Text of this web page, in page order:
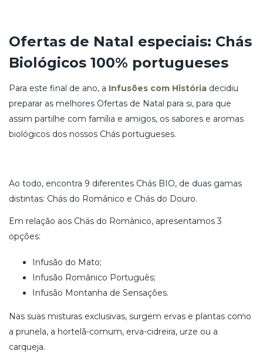
Ofertas de Natal especiais: Chás
Biológicos 100% portugueses
Para este final de ano, a Infusões com História decidiu
preparar as melhores Ofertas de Natal para si, para que
assim partilhe com família e amigos, os sabores e aromas
biológicos dos nossos Chás portugueses.
Ao todo, encontra 9 diferentes Chás BIO, de duas gamas
distintas: Chás do Românico e Chás do Douro.
Em relação aos Chás do Românico, apresentamos 3
opções:
Infusão do Mato;
Infusão Românico Português;
Infusão Montanha de Sensações.
Nas suas misturas exclusivas, surgem ervas e plantas como
a prunela, a hortelã-comum, erva-cidreira, urze ou a
carqueja.